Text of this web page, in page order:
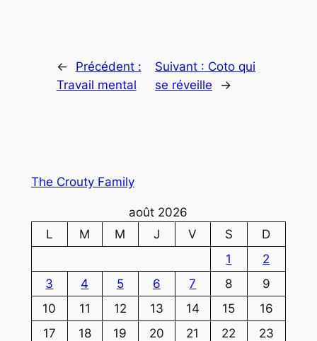
←
Précédent :
Travail mental
Suivant : Coto qui
se réveille
→
The Crouty Family
août 2026
L
M M J V S
D
1
2
3
4 5 6 7 8
9
10
11 12 13 14 15
16
17
18 19 20 21 22
23